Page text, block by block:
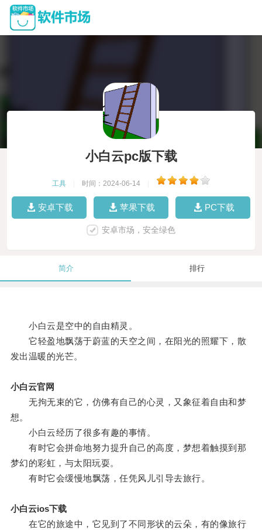
小白云pc版下载
工具 时间：2024-06-14
安卓下载 苹果下载 PC下载
安卓市场，安全绿色
简介 排行
小白云是空中的自由精灵。
它轻盈地飘荡于蔚蓝的天空之间，在阳光的照耀下，散
发出温暖的光芒。
小白云官网
无拘无束的它，仿佛有自己的心灵，又象征着自由和梦
想。
小白云经历了很多有趣的事情。
有时它会拼命地努力提升自己的高度，梦想着触摸到那
梦幻的彩虹，与太阳玩耍。
有时它会缓慢地飘荡，任凭风儿引导去旅行。
小白云ios下载
在它的旅途中，它见到了不同形状的云朵，有的像旅行